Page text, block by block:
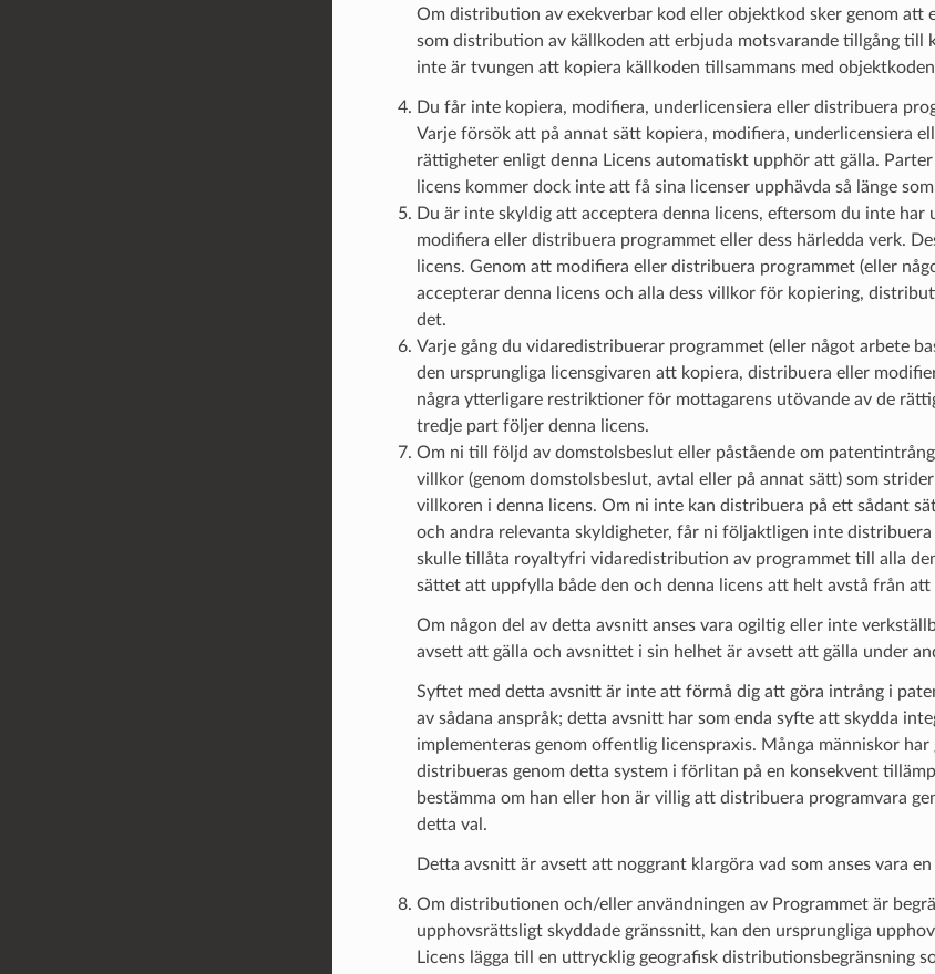
Om distribution av exekverbar kod eller objektkod sker genom
som distribution av källkoden att erbjuda motsvarande tillgång till
inte är tvungen att kopiera källkoden tillsammans med
Du får inte kopiera, modifiera, underlicensiera eller distribuera
Varje försök att på annat sätt kopiera, modifiera, underlicensiera
rättigheter enligt denna Licens automatiskt upphör att gälla.
licens kommer dock inte att få sina licenser upphävda så länge
Du är inte skyldig att acceptera denna licens, eftersom du inte
modifiera eller distribuera programmet eller dess härledda verk.
licens. Genom att modifiera eller distribuera programmet (eller
accepterar denna licens och alla dess villkor för kopiering,
det.
Varje gång du vidaredistribuerar programmet (eller något arbete
den ursprungliga licensgivaren att kopiera, distribuera eller
några ytterligare restriktioner för mottagarens utövande av de
tredje part följer denna licens.
Om ni till följd av domstolsbeslut eller påstående om
villkor (genom domstolsbeslut, avtal eller på annat sätt) som
villkoren i denna licens. Om ni inte kan distribuera på ett sådant
och andra relevanta skyldigheter, får ni följaktligen inte
skulle tillåta royaltyfri vidaredistribution av programmet till alla
sättet att uppfylla både den och denna licens att helt avstå från
Om någon del av detta avsnitt anses vara ogiltig eller inte
avsett att gälla och avsnittet i sin helhet är avsett att gälla under
Syftet med detta avsnitt är inte att förmå dig att göra intrång i
av sådana anspråk; detta avsnitt har som enda syfte att skydda
implementeras genom offentlig licenspraxis. Många människor
distribueras genom detta system i förlitan på en konsekvent
bestämma om han eller hon är villig att distribuera programvara
detta val.
Detta avsnitt är avsett att noggrant klargöra vad som anses vara
Om distributionen och/eller användningen av Programmet är
upphovsrättsligt skyddade gränssnitt, kan den ursprungliga
Licens lägga till en uttrycklig geografisk distributionsbegränsning